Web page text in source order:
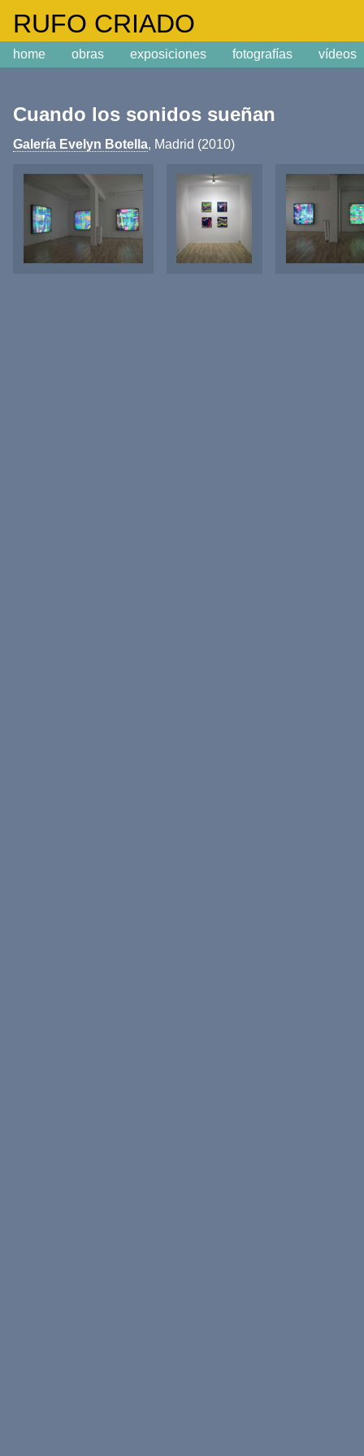
RUFO CRIADO
home obras exposiciones fotografías vídeos
Cuando los sonidos sueñan
Galería Evelyn Botella, Madrid (2010)